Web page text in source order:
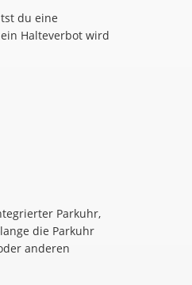
du eine
Halteverbot wird
Parkuhr,
die Parkuhr
anderen